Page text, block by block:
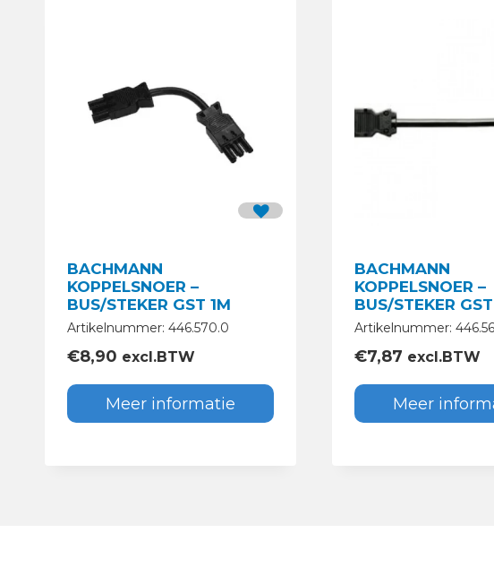
BACHMANN
KOPPELSNOER –
BUS/STEKER GST 1M
Artikelnummer: 446.570.0
€8,90 excl.BTW
Meer informatie
BACHMANN
KOPPELSNOER –
BUS/STEKER
Artikelnummer:
€7,87 excl.BTW
Meer